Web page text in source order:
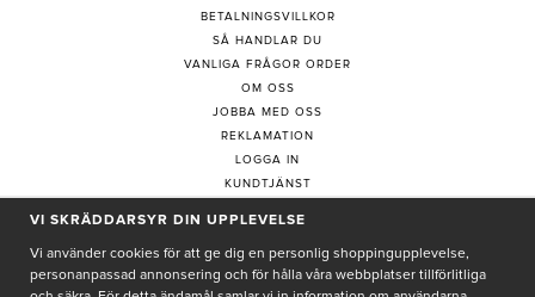
BETALNINGSVILLKOR
SÅ HANDLAR DU
VANLIGA FRÅGOR ORDER
OM OSS
JOBBA MED OSS
REKLAMATION
LOGGA IN
KUNDTJÄNST
PRENUMERERA PÅ NYHETSBREV
VI SKRÄDDARSYR DIN UPPLEVELSE
Vi använder cookies för att ge dig en personlig shoppingupplevelse,
personanpassad annonsering och för hålla våra webbplatser tillförlitliga